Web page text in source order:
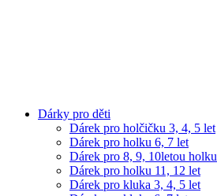
Dárky pro děti
Dárek pro holčičku 3, 4, 5 let
Dárek pro holku 6, 7 let
Dárek pro 8, 9, 10letou holku
Dárek pro holku 11, 12 let
Dárek pro kluka 3, 4, 5 let